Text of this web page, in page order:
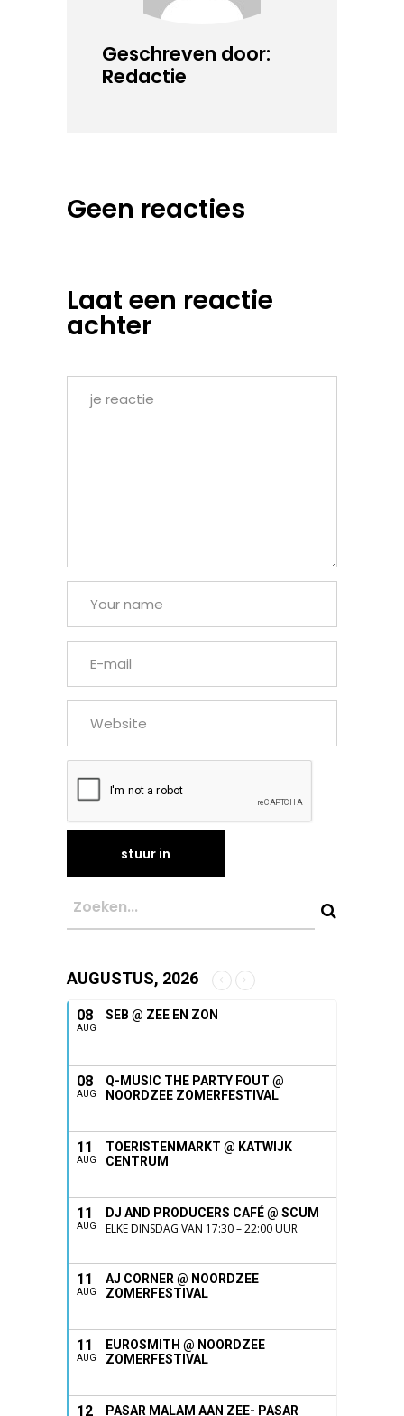
Geschreven door:
Redactie
Geen reacties
Laat een reactie
achter
AUGUSTUS, 2026
08
AUG
SEB @ ZEE EN ZON
08
AUG
Q-MUSIC THE PARTY FOUT @
NOORDZEE ZOMERFESTIVAL
11
AUG
TOERISTENMARKT @ KATWIJK
CENTRUM
11
AUG
DJ AND PRODUCERS CAFÉ @ SCUM
ELKE DINSDAG VAN 17:30 – 22:00 UUR
11
AUG
AJ CORNER @ NOORDZEE
ZOMERFESTIVAL
11
AUG
EUROSMITH @ NOORDZEE
ZOMERFESTIVAL
12
PASAR MALAM AAN ZEE- PASAR